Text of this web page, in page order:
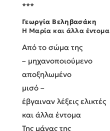
***
Γεωργία Βεληβασάκη
Η Μαρία και άλλα έντομα
Από το σώμα της
– μηχανοποιούμενο
αποξηλωμένο
μισό –
έβγαιναν λέξεις ελικτές
και άλλα έντομα
Της μάνας της